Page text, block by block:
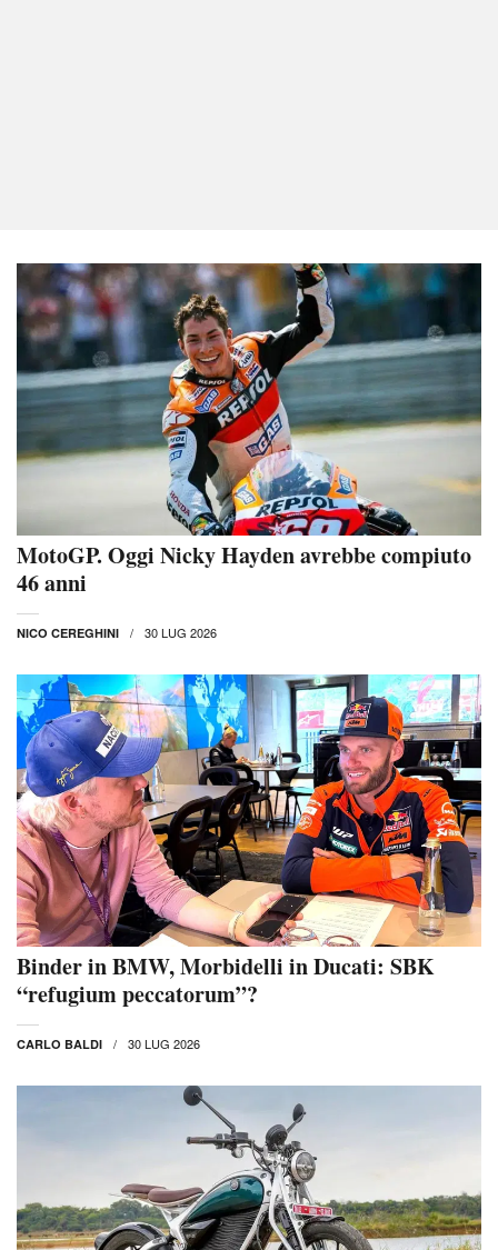
MotoGP. Oggi Nicky Hayden avrebbe compiuto
46 anni
NICO CEREGHINI 30 LUG 2026
Binder in BMW, Morbidelli in Ducati: SBK
“refugium peccatorum”?
CARLO BALDI 30 LUG 2026